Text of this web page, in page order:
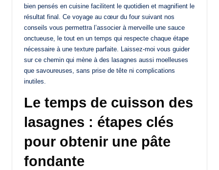
bien pensés en cuisine facilitent le quotidien et magnifient le
résultat final. Ce voyage au cœur du four suivant nos
conseils vous permettra l’associer à merveille une sauce
onctueuse, le tout en un temps qui respecte chaque étape
nécessaire à une texture parfaite. Laissez-moi vous guider
sur ce chemin qui mène à des lasagnes aussi moelleuses
que savoureuses, sans prise de tête ni complications
inutiles.
Le temps de cuisson des
lasagnes : étapes clés
pour obtenir une pâte
fondante